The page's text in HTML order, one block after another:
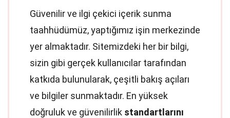
Güvenilir ve ilgi çekici içerik sunma
taahhüdümüz, yaptığımız işin merkezinde
yer almaktadır. Sitemizdeki her bir bilgi,
sizin gibi gerçek kullanıcılar tarafından
katkıda bulunularak, çeşitli bakış açıları
ve bilgiler sunmaktadır. En yüksek
doğruluk ve güvenilirlik standartlarını